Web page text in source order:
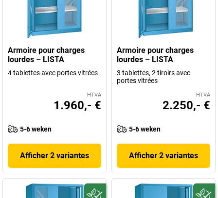
Armoire pour charges
lourdes – LISTA
4 tablettes avec portes vitrées
HTVA
1.960,- €
5-6 weken
Afficher 2 variantes
Armoire pour charges
lourdes – LISTA
3 tablettes, 2 tiroirs avec
portes vitrées
HTVA
2.250,- €
5-6 weken
Afficher 2 variantes